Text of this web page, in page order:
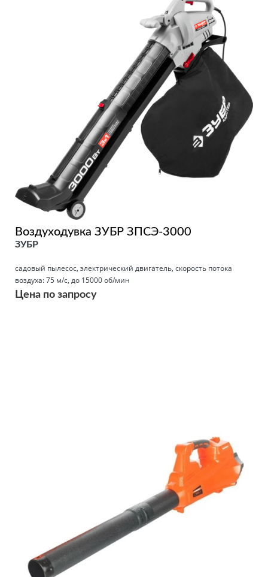
Воздуходувка ЗУБР ЗПСЭ-3000
ЗУБР
садовый пылесос, электрический двигатель, скорость потока
воздуха: 75 м/с, до 15000 об/мин
Цена по запросу